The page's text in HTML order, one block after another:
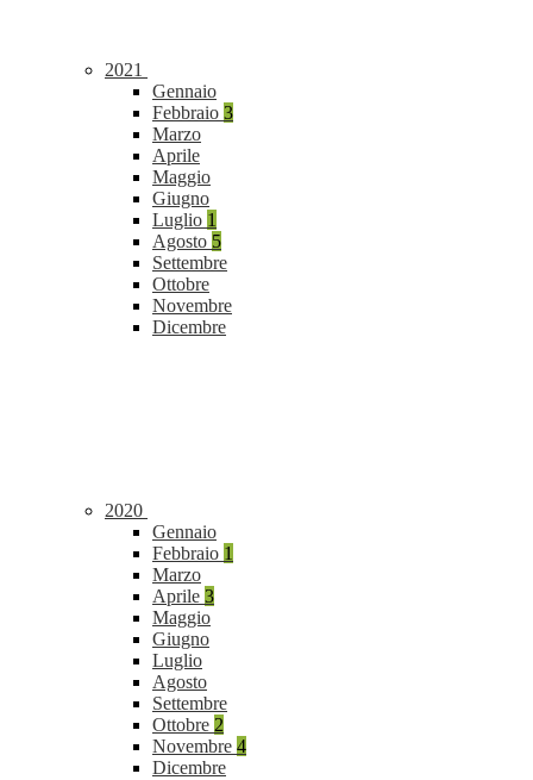
2021
Gennaio
Febbraio 3
Marzo
Aprile
Maggio
Giugno
Luglio 1
Agosto 5
Settembre
Ottobre
Novembre
Dicembre
2020
Gennaio
Febbraio 1
Marzo
Aprile 3
Maggio
Giugno
Luglio
Agosto
Settembre
Ottobre 2
Novembre 4
Dicembre